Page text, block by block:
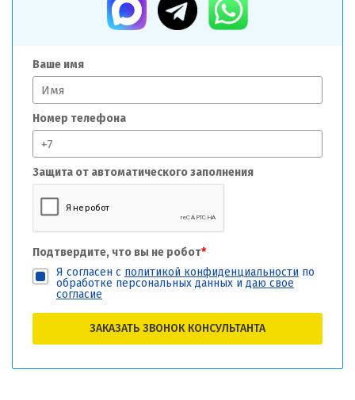
Ваше имя
Номер телефона
Защита от автоматического заполнения
Подтвердите, что вы не робот*
Я согласен с политикой конфиденциальности по
обработке персональных данных и даю свое
согласие
ЗАКАЗАТЬ ЗВОНОК КОНСУЛЬТАНТА